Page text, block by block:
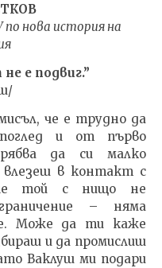
на Мъдростта,
Петко
за Ваклуш Толев
по нова история на
е подвиг.”
че е трудно да
и от първо
да си малко
влезеш в контакт с
той с нищо не
– няма
Може да ти каже
и да промислиш
Ваклуш ми подари